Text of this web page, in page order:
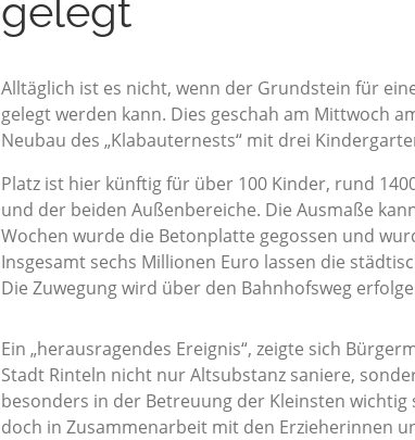
gelegt
Alltäglich ist es nicht, wenn der Grundstein für
gelegt werden kann. Dies geschah am Mittwoch
Neubau des „Klabauternests“ mit drei
Platz ist hier künftig für über 100 Kinder, rund
und der beiden Außenbereiche. Die Ausmaße
Wochen wurde die Betonplatte gegossen und
Insgesamt sechs Millionen Euro lassen die
Die Zuwegung wird über den Bahnhofsweg
Ein „herausragendes Ereignis“, zeigte sich
Stadt Rinteln nicht nur Altsubstanz saniere,
besonders in der Betreuung der Kleinsten
doch in Zusammenarbeit mit den Erzieherinnen